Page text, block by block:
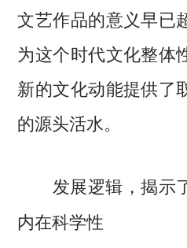
文艺作品的意义早已
为这个时代文化整体
新的文化动能提供了
的源头活水。
发展逻辑，揭示
内在科学性